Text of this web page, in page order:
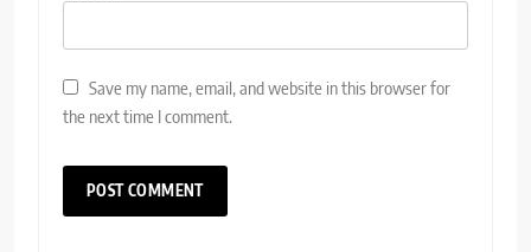
Save my name, email, and website in this browser for
the next time I comment.